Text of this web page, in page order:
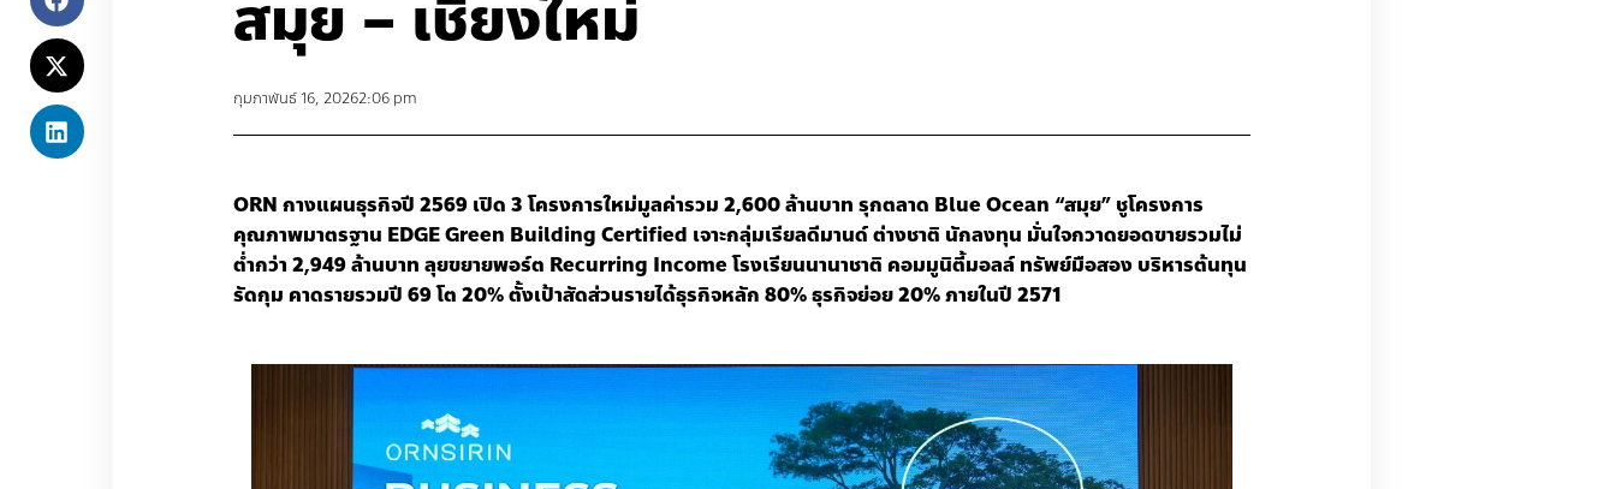
สมุย – เชียงใหม่
กุมภาพันธ์ 16, 20262:06 pm
ORN กางแผนธุรกิจปี 2569 เปิด 3โครงการใหม่มูลค่ารวม 2,600ล้านบาท รุกตลาด Blue Ocean “สมุย” ชูโครงการ
คุณภาพมาตรฐาน EDGE Green Building Certified เจาะกลุ่มเรียลดีมานด์ต่างชาติ นักลงทุน มั่นใจกวาดยอดขายรวมไม่
ต่ำกว่า 2,949ล้านบาท ลุยขยายพอร์ต Recurring Incomeโรงเรียนนานาชาติ คอมมูนิตี้มอลล์ ทรัพย์มือสอง บริหารต้นทุน
รัดกุม คาดรายรวมปี 69โต 20%ตั้งเป้าสัดส่วนรายได้ธุรกิจหลัก 80%ธุรกิจย่อย20%ภายในปี 2571